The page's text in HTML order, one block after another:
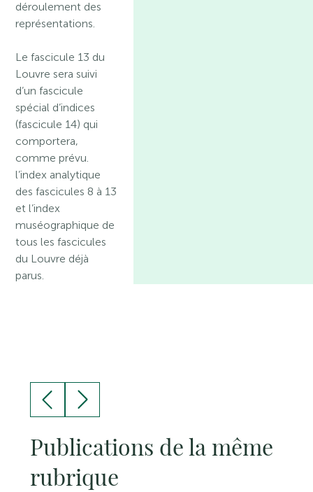
déroulement des
représentations.
Le fascicule 13 du
Louvre sera suivi
d’un fascicule
spécial d’indices
(fascicule 14) qui
comportera,
comme prévu.
l’index analytique
des fascicules 8 à 13
et l’index
muséographique de
tous les fascicules
du Louvre déjà
parus.
Publications de la même
rubrique